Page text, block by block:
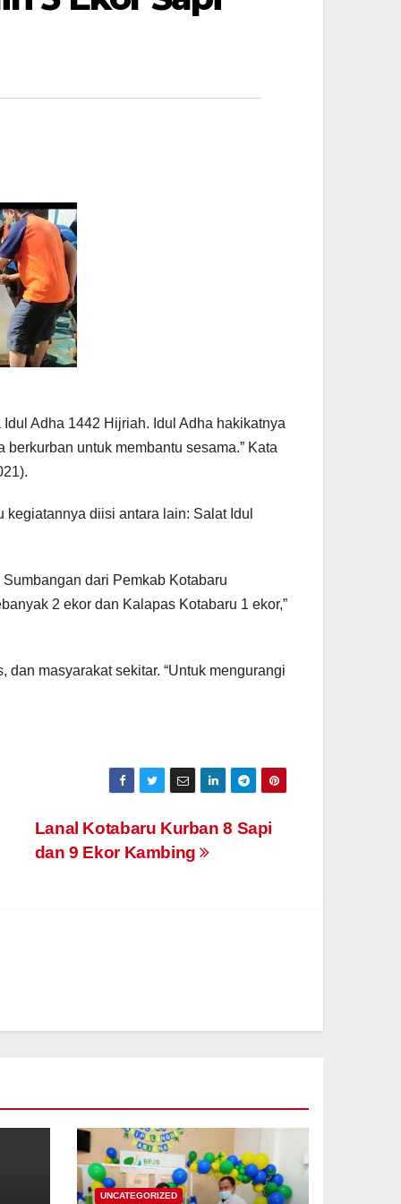
Adha 1442 Hijriah. Idul Adha hakikatnya
untuk membantu sesama.” Kata
diisi antara lain: Salat Idul
dari Pemkab Kotabaru
2 ekor dan Kalapas Kotabaru 1 ekor,”
masyarakat sekitar. “Untuk mengurangi
Lanal Kotabaru Kurban 8 Sapi
dan 9 Ekor Kambing
UNCATEGORIZED